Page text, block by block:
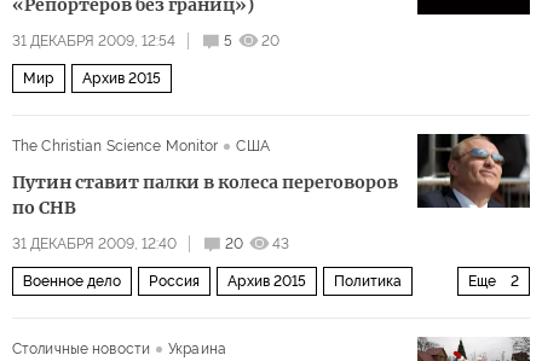
«Репортеров без границ»)
31 ДЕКАБРЯ 2009, 12:54 5 20
Мир Архив 2015
The Christian Science Monitor США
Путин ставит палки в колеса переговоров
по СНВ
31 ДЕКАБРЯ 2009, 12:40 20 43
Еще 2
Военное дело Россия Архив 2015 Политика
Столичные новости
Украина